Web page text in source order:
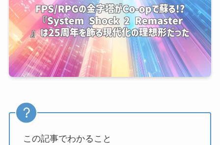
この記事でわかること